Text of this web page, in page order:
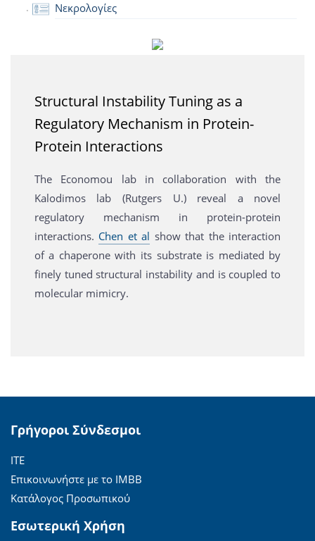
Νεκρολογίες
Structural Instability Tuning as a
Regulatory Mechanism in Protein-
Protein Interactions
The Economou lab in collaboration with the
Kalodimos lab (Rutgers U.) reveal a novel
regulatory mechanism in protein-protein
interactions. Chen et al show that the interaction
of a chaperone with its substrate is mediated by
finely tuned structural instability and is coupled to
molecular mimicry.
Γρήγοροι Σύνδεσμοι
ΙΤΕ
Επικοινωνήστε με το ΙΜΒΒ
Κατάλογος Προσωπικού
Εσωτερική Χρήση